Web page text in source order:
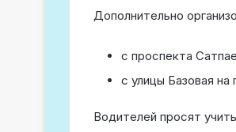
Дополнительно
с проспекта
с улицы Базовая
Водителей просят